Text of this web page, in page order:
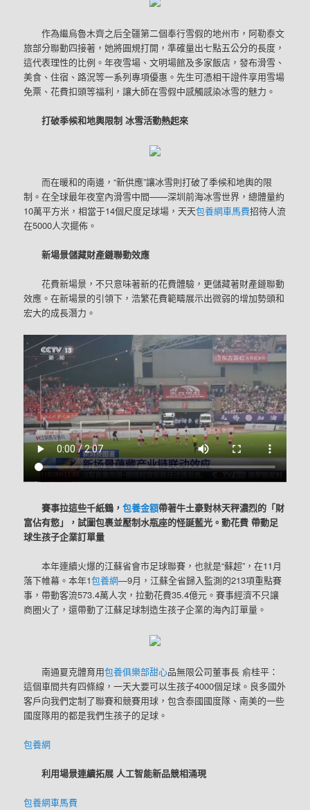
作為繼烏魯木齊之后全疆第二個奉行雪假的地州市，阿勒泰文
旅部分聯動四接著，她將圓規打開，準確量出七點五公分的長度，
這代表理性的比例。年夜雪場、文明場館及多家飯店，發布滑雪、
美食、住宿、路況等一系列專項優惠。先生可憑相干證件享用雪場
免票、花費扣頭等福利，讓大師在雪假中感觸感染冰雪的魅力。
打破季候和地輿限制 冰雪活動熱起來
而在暖和的南邊，“新供應”讓冰雪則打破了季候和地輿的限
制。在全球最年夜室內滑雪中間——深圳前海冰雪世界，總體量約
10萬平方米，相當于14個尺度足球場，天天包養網車馬費招待人流
在5000人次擺佈。
新場景儲藏財產鏈聯動效應
花費新場景，不只意味著新的花費體驗，更儲藏著財產鏈聯動
效應。在新場景的引領下，浩繁花費範疇展示出微弱的增加勢頭和
宏大的成長潛力。
賽事拉這些千紙鶴，包養金額帶著牛土豪對林天秤濃烈的「財
富佔有慾」，試圖包裹並壓制水瓶座的怪誕藍光。動花費 帶動足
球生孩子企業訂單量
本年連續火爆的江蘇省會市足球聯賽，也就是“蘇超”，在11月
落下帷幕。本年1包養網—9月，江蘇全省歸入監測的213項重點賽
事，帶動客流573.4萬人次，拉動花費35.4億元。賽事經濟不只讓
商圈火了，還帶動了江蘇足球制造生孩子企業的海內訂單量。
南通夏克體育用包養俱樂部甜心品無限公司董事長 俞桂平：
這個車間共有四條線，一天大要可以生孩子4000個足球。良多國外
客戶向我們定制了聯賽和競賽用球，包含泰國國度隊、南美的一些
國度隊用的都是我們生孩子的足球。
包養網
利用場景連續拓展 人工智能新品競相涌現
包養網車馬費